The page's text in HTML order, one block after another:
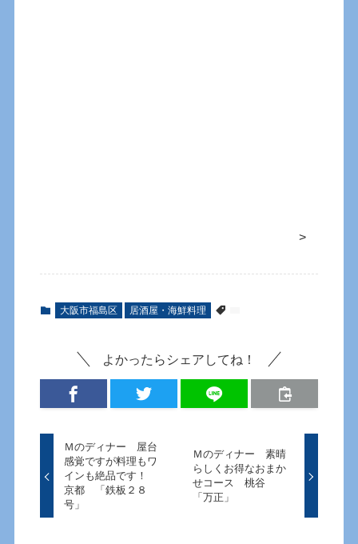
>
大阪市福島区 居酒屋・海鮮料理
よかったらシェアしてね！
Ｍのディナー 屋台
感覚ですが料理もワ
インも絶品です！
京都 「鉄板２８
号」
Ｍのディナー 素晴
らしくお得なおまか
せコース 桃谷
「万正」